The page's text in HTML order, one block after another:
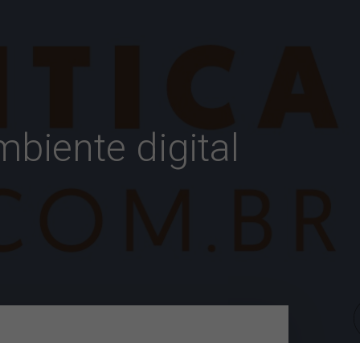
digital